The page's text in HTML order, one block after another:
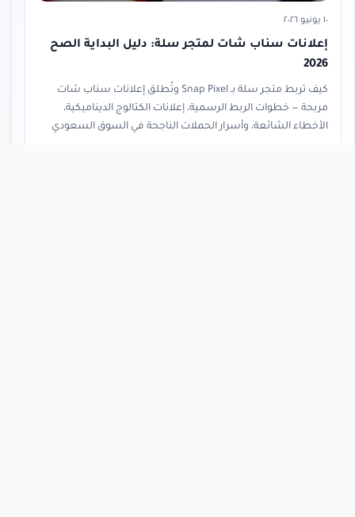
١٠ يونيو ٢٠٢٦
إعلانات سناب شات لمتجر سلة: دليل البداية الصح
2026
كيف تربط متجر سلة بـ Snap Pixel وتُطلق إعلانات سناب شات
مربحة — خطوات الربط الرسمية، إعلانات الكتالوج الديناميكية،
الأخطاء الشائعة، وأسرار الحملات الناجحة في السوق السعودي